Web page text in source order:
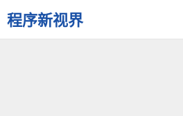
程序新视界
开